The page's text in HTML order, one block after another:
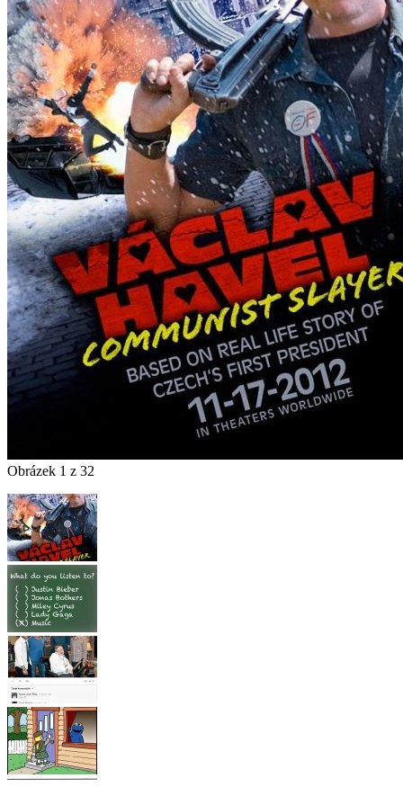
Obrázek 1 z 32